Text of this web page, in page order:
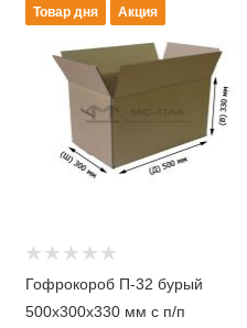
Товар дня Акция
Гофрокороб П-32 бурый
500х300х330 мм с п/п